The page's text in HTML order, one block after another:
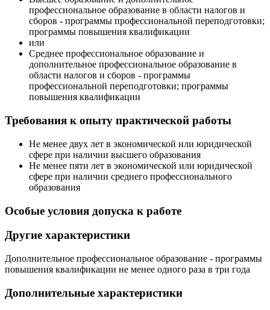
профессиональное образование в области налогов и
сборов - программы профессиональной переподготовки;
программы повышения квалификации
или
Среднее профессиональное образование и
дополнительное профессиональное образование в
области налогов и сборов - программы
профессиональной переподготовки; программы
повышения квалификации
Требования к опыту практической работы
Не менее двух лет в экономической или юридической
сфере при наличии высшего образования
Не менее пяти лет в экономической или юридической
сфере при наличии среднего профессионального
образования
Особые условия допуска к работе
Другие характеристики
Дополнительное профессиональное образование - программы
повышения квалификации не менее одного раза в три года
Дополнительные характеристики